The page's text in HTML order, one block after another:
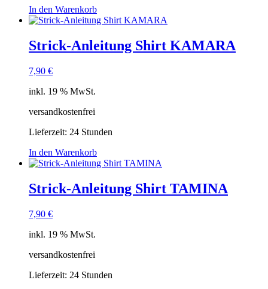
In den Warenkorb
Strick-Anleitung Shirt KAMARA
7,90 €
inkl. 19 % MwSt.
versandkostenfrei
Lieferzeit: 24 Stunden
In den Warenkorb
Strick-Anleitung Shirt TAMINA
7,90 €
inkl. 19 % MwSt.
versandkostenfrei
Lieferzeit: 24 Stunden